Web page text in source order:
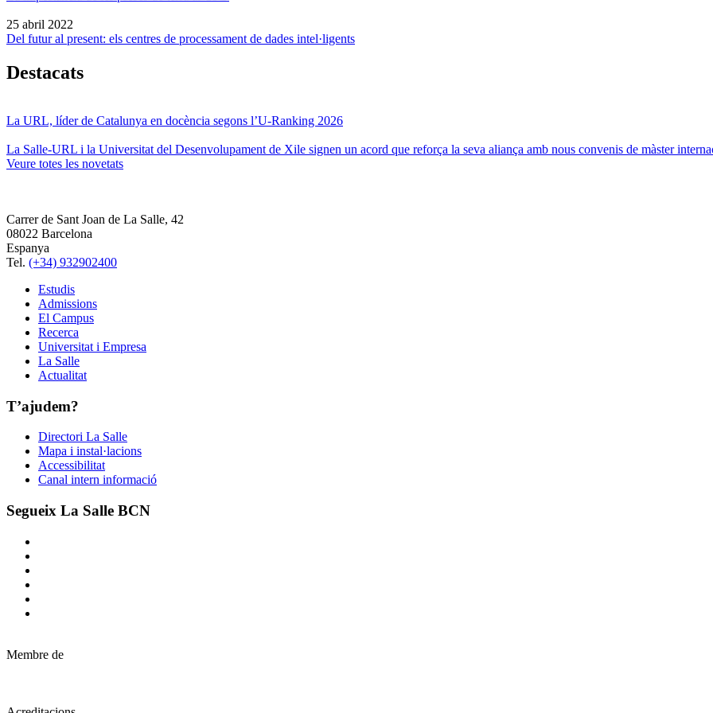
25 abril 2022
Del futur al present: els centres de processament de dades intel·ligents
Destacats
La URL, líder de Catalunya en docència segons l’U-Ranking 2026
La Salle-URL i la Universitat del Desenvolupament de Xile signen un acord que reforça la seva aliança amb nous convenis de màster
Veure totes les novetats
Carrer de Sant Joan de La Salle, 42
08022 Barcelona
Espanya
Tel. (+34) 932902400
Estudis
Admissions
El Campus
Recerca
Universitat i Empresa
La Salle
Actualitat
T’ajudem?
Directori La Salle
Mapa i instal·lacions
Accessibilitat
Canal intern informació
Segueix La Salle BCN
Membre de